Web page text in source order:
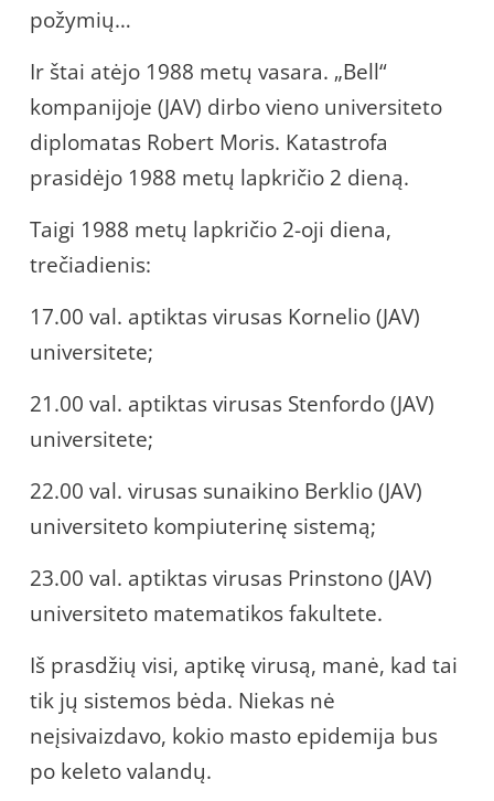
požymių…
Ir štai atėjo 1988 metų vasara. „Bell“
kompanijoje (JAV) dirbo vieno universiteto
diplomatas Robert Moris. Katastrofa
prasidėjo 1988 metų lapkričio 2 dieną.
Taigi 1988 metų lapkričio 2-oji diena,
trečiadienis:
17.00 val. aptiktas virusas Kornelio (JAV)
universitete;
21.00 val. aptiktas virusas Stenfordo (JAV)
universitete;
22.00 val. virusas sunaikino Berklio (JAV)
universiteto kompiuterinę sistemą;
23.00 val. aptiktas virusas Prinstono (JAV)
universiteto matematikos fakultete.
Iš prasdžių visi, aptikę virusą, manė, kad tai
tik jų sistemos bėda. Niekas nė
neįsivaizdavo, kokio masto epidemija bus
po keleto valandų.